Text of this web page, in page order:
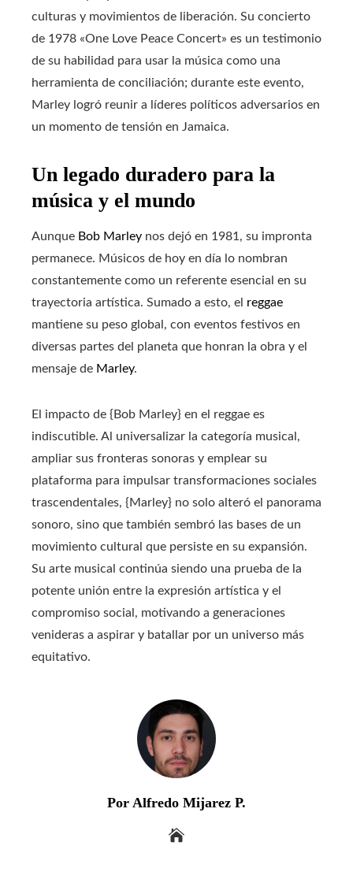
culturas y movimientos de liberación. Su concierto
de 1978 «One Love Peace Concert» es un testimonio
de su habilidad para usar la música como una
herramienta de conciliación; durante este evento,
Marley logró reunir a líderes políticos adversarios en
un momento de tensión en Jamaica.
Un legado duradero para la
música y el mundo
Aunque Bob Marley nos dejó en 1981, su impronta
permanece. Músicos de hoy en día lo nombran
constantemente como un referente esencial en su
trayectoria artística. Sumado a esto, el reggae
mantiene su peso global, con eventos festivos en
diversas partes del planeta que honran la obra y el
mensaje de Marley.
El impacto de {Bob Marley} en el reggae es
indiscutible. Al universalizar la categoría musical,
ampliar sus fronteras sonoras y emplear su
plataforma para impulsar transformaciones sociales
trascendentales, {Marley} no solo alteró el panorama
sonoro, sino que también sembró las bases de un
movimiento cultural que persiste en su expansión.
Su arte musical continúa siendo una prueba de la
potente unión entre la expresión artística y el
compromiso social, motivando a generaciones
venideras a aspirar y batallar por un universo más
equitativo.
Por Alfredo Mijarez P.